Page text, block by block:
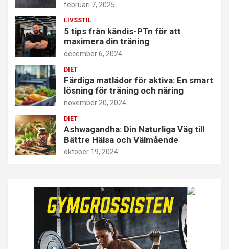
februari 7, 2025
LIVSSTIL
5 tips från kändis-PTn för att
maximera din träning
december 6, 2024
DIET
Färdiga matlådor för aktiva: En smart
lösning för träning och näring
november 20, 2024
DIET
Ashwagandha: Din Naturliga Väg till
Bättre Hälsa och Välmående
oktober 19, 2024